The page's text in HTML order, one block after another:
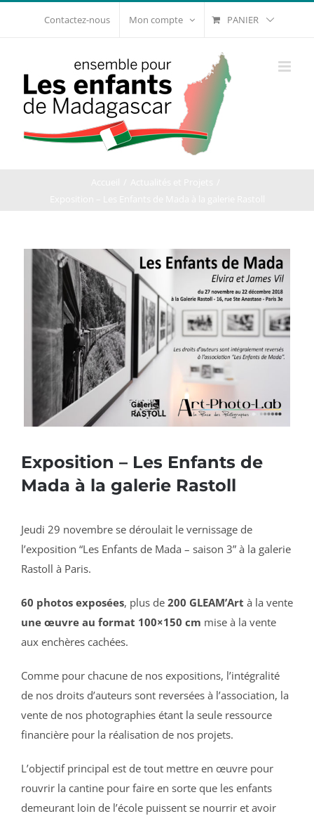
Contactez-nous Mon compte PANIER
Voir
l'image
agrandie
Exposition – Les Enfants de
Mada à la galerie Rastoll
Jeudi 29 novembre se déroulait le vernissage de
l’exposition “Les Enfants de Mada – saison 3” à la galerie
Rastoll à Paris.
60 photos exposées, plus de 200 GLEAM’Art à la vente
une œuvre au format 100×150 cm mise à la vente
aux enchères cachées.
Comme pour chacune de nos expositions, l’intégralité
de nos droits d’auteurs sont reversées à l’association, la
vente de nos photographies étant la seule ressource
financière pour la réalisation de nos projets.
L’objectif principal est de tout mettre en œuvre pour
rouvrir la cantine pour faire en sorte que les enfants
demeurant loin de l’école puissent se nourrir et avoir